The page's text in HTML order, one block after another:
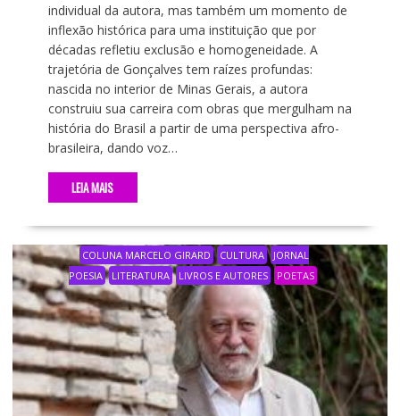
individual da autora, mas também um momento de
inflexão histórica para uma instituição que por
décadas refletiu exclusão e homogeneidade. A
trajetória de Gonçalves tem raízes profundas:
nascida no interior de Minas Gerais, a autora
construiu sua carreira com obras que mergulham na
história do Brasil a partir de uma perspectiva afro-
brasileira, dando voz…
LEIA MAIS
COLUNA MARCELO GIRARD CULTURA
JORNAL
POESIA
LITERATURA LIVROS E AUTORES POETAS